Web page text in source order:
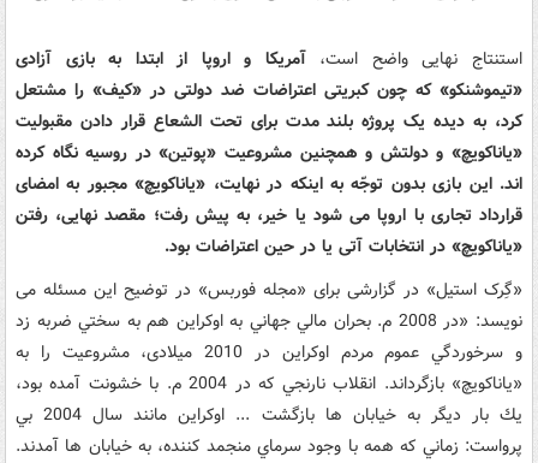
استنتاج نهایی واضح است،آمریکا و اروپا از ابتدا به بازی آزادی
«تیموشنکو» که چون کبریتی اعتراضات ضد دولتی در «کیف» را مشتعل
کرد، به دیده یک پروژه بلند مدت برای تحت الشعاع قرار دادن مقبولیت
«یاناکویچ» و دولتش و همچنین مشروعیت «پوتین» در روسیه نگاه کرده
اند. این بازی بدون توجّه به اینکه در نهایت، «یاناکویچ» مجبور به امضای
قرارداد تجاری با اروپا می شود یا خیر، به پیش رفت؛ مقصد نهایی، رفتن
«یاناکویچ» در انتخابات آتی یا در حین اعتراضات بود.
«گِرک استیل» در گزارشی برای «مجله فوربس» در توضیح این مسئله می
نویسد: «در 2008 م. بحران مالي جهاني به اوكراين هم به سختي ضربه زد
و سرخوردگي عموم مردم اوكراين در 2010 میلادی، مشروعيت را به
«ياناكويچ» بازگرداند. انقلاب نارنجي كه در 2004 م. با خشونت آمده بود،
يك بار ديگر به خيابان ها بازگشت ... اوكراين مانند سال 2004 بي
پرواست: زماني كه همه با وجود سرماي منجمد كننده، به خيابان ها آمدند.